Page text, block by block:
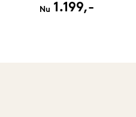
Nu 1.199,-